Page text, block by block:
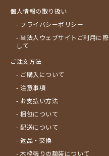
個人情報の取り扱い
- プライバシーポリシー
- 当法人ウェブサイトご利用に際
して
ご注文方法
- ご購入について
- 注意事項
- お支払い方法
- 梱包について
- 配送について
- 返品・交換
- 木枠張りの額装について